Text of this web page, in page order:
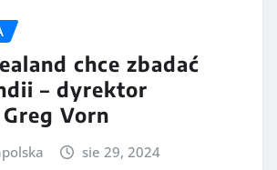
chce zbadać
– dyrektor
Vorn
sie 29, 2024